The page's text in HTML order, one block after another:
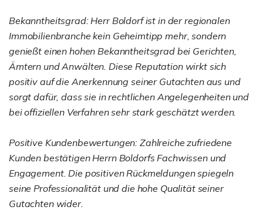
Bekanntheitsgrad: Herr Boldorf ist in der regionalen
Immobilienbranche kein Geheimtipp mehr, sondern
genießt einen hohen Bekanntheitsgrad bei Gerichten,
Ämtern und Anwälten. Diese Reputation wirkt sich
positiv auf die Anerkennung seiner Gutachten aus und
sorgt dafür, dass sie in rechtlichen Angelegenheiten und
bei offiziellen Verfahren sehr stark geschätzt werden.
Positive Kundenbewertungen: Zahlreiche zufriedene
Kunden bestätigen Herrn Boldorfs Fachwissen und
Engagement. Die positiven Rückmeldungen spiegeln
seine Professionalität und die hohe Qualität seiner
Gutachten wider.